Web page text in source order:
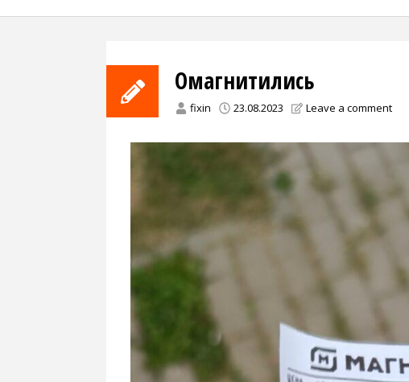
Омагнитились
fixin 23.08.2023 Leave a comment